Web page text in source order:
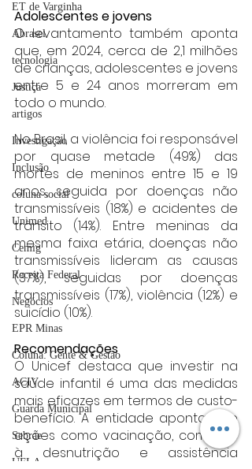
ET de Varginha
Abrasel
tecnologia
Justiça
artigos
Investigação
Inclusão
coluna social
Unimed
Cemig
Receita Federal
Negócios
EPR Minas
Coluna: Gente & Gestão
ACIV
Guarda Municipal
Sebrae
UFLA
Adolescentes e jovens
O levantamento também aponta
que, em 2024, cerca de 2,1 milhões
de crianças, adolescentes e jovens
entre 5 e 24 anos morreram em
todo o mundo.
No Brasil, a violência foi responsável
por quase metade (49%) das
mortes de meninos entre 15 e 19
anos, seguida por doenças não
transmissíveis (18%) e acidentes de
trânsito (14%). Entre meninas da
mesma faixa etária, doenças não
transmissíveis lideram as causas
(37%), seguidas por doenças
transmissíveis (17%), violência (12%) e
suicídio (10%).
Recomendações
O Unicef destaca que investir na
saúde infantil é uma das medidas
mais eficazes em termos de custo-
benefício. A entidade aponta que
ações como vacinação, combate
à desnutrição e assistência